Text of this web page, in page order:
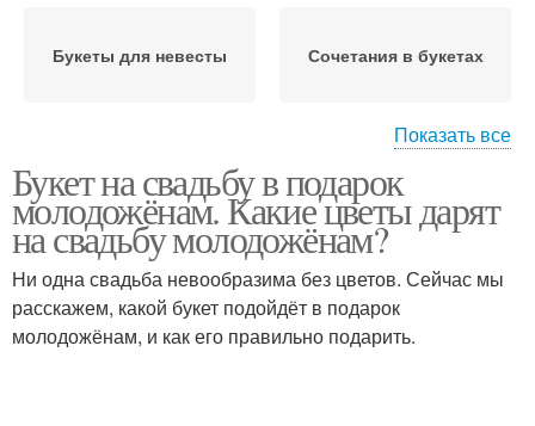
Букеты для невесты Сочетания в букетах
Букет в подарок Оригинальный букет
Композиции для букета
Показать все
Букет на свадьбу в подарок
молодожёнам. Какие цветы дарят
на свадьбу молодожёнам?
Ни одна свадьба невообразима без цветов. Сейчас мы
расскажем, какой букет подойдёт в подарок
молодожёнам, и как его правильно подарить.